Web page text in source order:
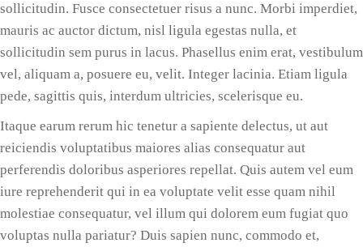
sollicitudin. Fusce consectetuer risus a nunc. Morbi imperdiet,
mauris ac auctor dictum, nisl ligula egestas nulla, et
sollicitudin sem purus in lacus. Phasellus enim erat, vestibulum
vel, aliquam a, posuere eu, velit. Integer lacinia. Etiam ligula
pede, sagittis quis, interdum ultricies, scelerisque eu.
Itaque earum rerum hic tenetur a sapiente delectus, ut aut
reiciendis voluptatibus maiores alias consequatur aut
perferendis doloribus asperiores repellat. Quis autem vel eum
iure reprehenderit qui in ea voluptate velit esse quam nihil
molestiae consequatur, vel illum qui dolorem eum fugiat quo
voluptas nulla pariatur? Duis sapien nunc, commodo et,